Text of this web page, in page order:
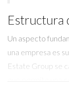
Estructura
Un aspecto
una empresa es
Estate Group se
niveles. Esto le